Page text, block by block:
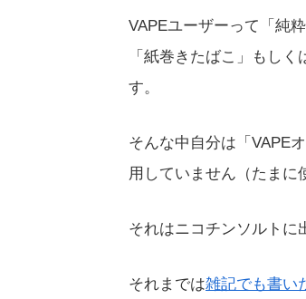
VAPEユーザーって「純
「紙巻きたばこ」もし
す。
そんな中自分は「VAPE
用していません（たまに
それはニコチンソルトに
それまでは雑記でも書い